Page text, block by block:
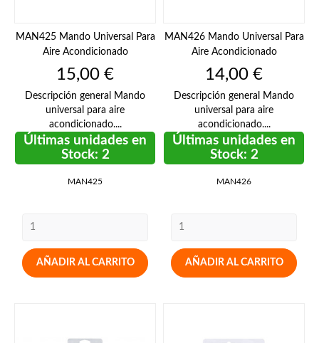
MAN425 Mando Universal Para
Aire Acondicionado
Precio
15,00 €
Descripción general Mando
universal para aire
acondicionado....
Últimas unidades en
Stock: 2
MAN425
AÑADIR AL CARRITO
MAN426 Mando Universal Para
Aire Acondicionado
Precio
14,00 €
Descripción general Mando
universal para aire
acondicionado....
Últimas unidades en
Stock: 2
MAN426
AÑADIR AL CARRITO